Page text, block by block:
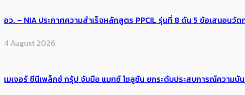
อว. – NIA ประกาศความสำเร็จหลักสูตร PPCIL รุ่นที่ 8 ดัน 5 ข้อเสนอน
4 August 2026
เมเจอร์ ซีนีเพล็กซ์ กรุ้ป จับมือ แมกซ์ โซลูชัน ยกระดับประสบการณ์ความ